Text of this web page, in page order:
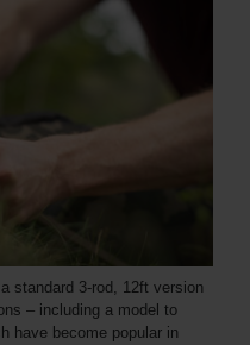
standard 3-rod, 12ft version
– including a model to
have become popular in